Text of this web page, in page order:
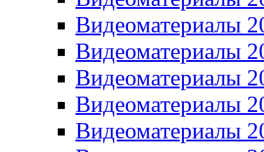
Видеоматериалы
Видеоматериалы
Видеоматериалы
Видеоматериалы
Видеоматериалы